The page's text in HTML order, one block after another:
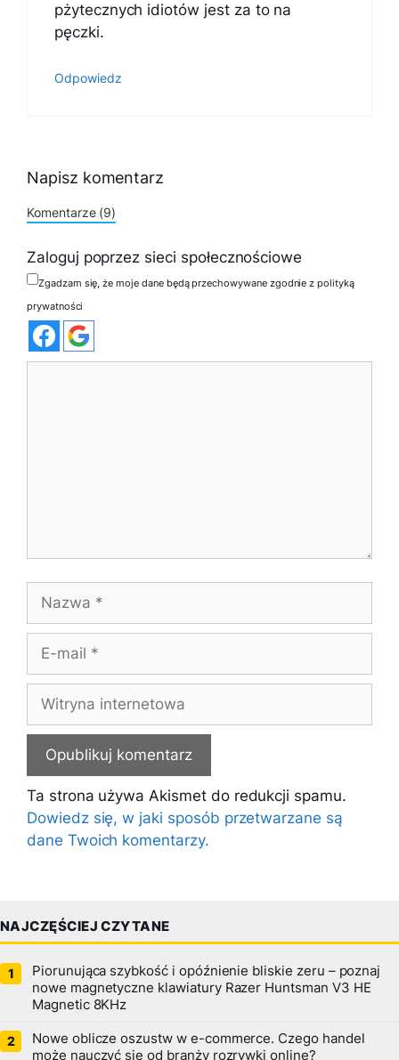
pżytecznych idiotów jest za to na
pęczki.
Odpowiedz
Napisz komentarz
Komentarze (9)
Zaloguj poprzez sieci społecznościowe
Zgadzam się, że moje dane będą przechowywane zgodnie z polityką
prywatności
mail
internetowa
Ta strona używa Akismet do redukcji spamu.
Dowiedz się, w jaki sposób przetwarzane są
dane Twoich komentarzy.
NAJCZĘŚCIEJ CZYTANE
Piorunująca szybkość i opóźnienie bliskie zeru – poznaj
nowe magnetyczne klawiatury Razer Huntsman V3 HE
Magnetic 8KHz
Nowe oblicze oszustw w e-commerce. Czego handel
może nauczyć się od branży rozrywki online?